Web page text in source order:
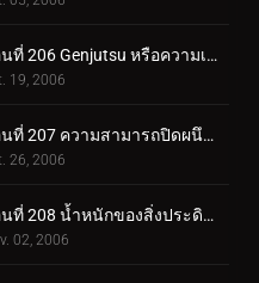
ตอนที่ 206 Genjutsu หรือความเป็นจริง?
19, 2006
ตอนที่ 207 ความสามารถปิดผนึกที่ควรจะเป็น
26, 2006
ตอนที่ 208 น้ำหนักของสิ่งประดิษฐ์ล้ำค่า!
02, 2006